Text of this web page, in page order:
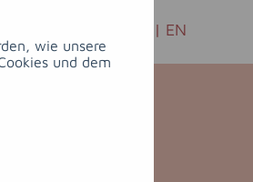
| EN
wie unsere
und dem